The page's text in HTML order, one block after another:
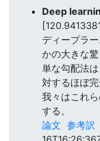
Deep
ディープラ
かの大きな
単な勾配法
対するほぼ
我々はこれ
する。
論文 参考訳